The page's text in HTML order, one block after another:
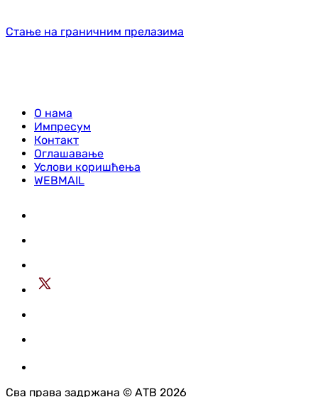
Стање на граничним прелазима
О нама
Импресум
Контакт
Оглашавање
Услови коришћења
WEBMAIL
Сва права задржана © АТВ 2026